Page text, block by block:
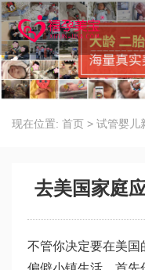
现在位置: 首页 > 试管婴儿
去美国家庭
不管你决定要在美国